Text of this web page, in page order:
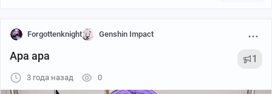
Forgottenknight Genshin Impact
Ара ара 1
3 года назад 0